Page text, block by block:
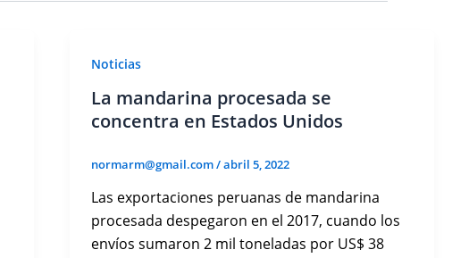
Noticias
La mandarina procesada se
concentra en Estados Unidos
normarm@gmail.com/abril 5, 2022
Las exportaciones peruanas de mandarina
procesada despegaron en el 2017, cuando los
envíos sumaron 2 mil toneladas por US$ 38